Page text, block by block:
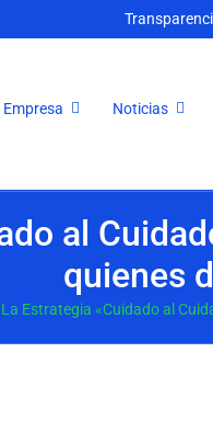
Empresa Noticias
al
quienes
La Estrategia «Cuidado al